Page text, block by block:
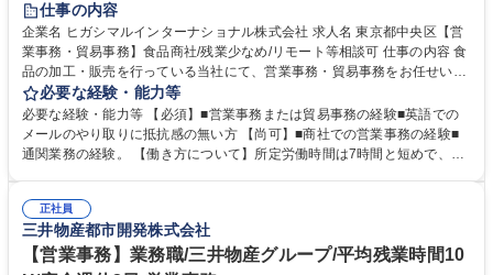
仕事の内容
企業名 ヒガシマルインターナショナル株式会社 求人名 東京都中央区【営
業事務・貿易事務】食品商社/残業少なめ/リモート等相談可 仕事の内容 食
品の加工・販売を行っている当社にて、営業事務・貿易事務をお任せいた
します。営業社員のサポートポジションとして、受発注から海外工場との
調整まで幅広く対応し、当社事業の根幹を支えていただきます。 ■受発注
業務、請求書発行 ■海外工場とのスケジュール調整 ■在庫管理 ■輸入書類
の確認・作成 ■配送手配 ■通関業者を通して行う輸出入業全般 ■倉庫との
ルプロデュースしているため、商品に関わる全ての業務をサポート頂きま
す。 募集職種 東京都中央区【営業事務・貿易事務】食品商社/残業少なめ/
リモート等相談可
必要な経験・能力等
必要な経験・能力等 【必須】■営業事務または貿易事務の経験■英語での
メールのやり取りに抵抗感の無い方 【尚可】■商社での営業事務の経験■
通関業務の経験。 【働き方について】所定労働時間は7時間と短めで、残
の強み】1991年の設立以来、外食産業を中心としたお客様の多様なニー
ズに沿った冷凍水産物等の生産・輸入・販売を一貫して手掛けています。
自社工場と海外拠点の強固な連携によるワンストップサービスが最大の強
正社員
三井物産都市開発株式会社
【営業事務】業務職/三井物産グループ/平均残業時間10